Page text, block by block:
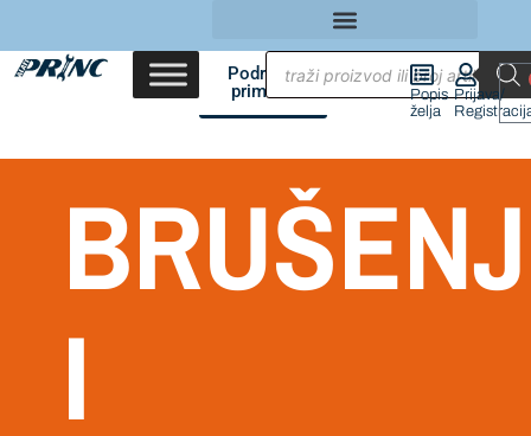
Područja
primene
Popis
želja
Prijava/
I